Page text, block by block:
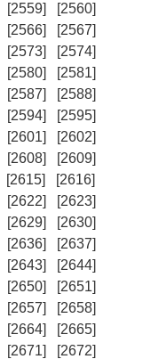
[2559]
[2560]
[2566]
[2567]
[2573]
[2574]
[2580]
[2581]
[2587]
[2588]
[2594]
[2595]
[2601]
[2602]
[2608]
[2609]
[2615]
[2616]
[2622]
[2623]
[2629]
[2630]
[2636]
[2637]
[2643]
[2644]
[2650]
[2651]
[2657]
[2658]
[2664]
[2665]
[2671]
[2672]